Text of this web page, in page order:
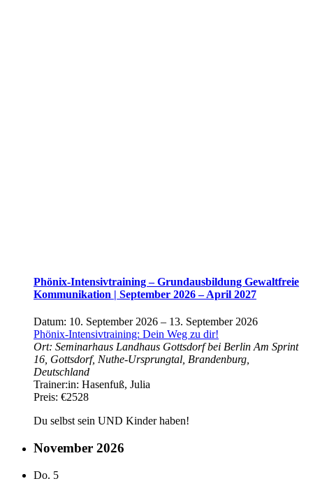
Phönix-Intensivtraining – Grundausbildung Gewaltfreie
Kommunikation | September 2026 – April 2027
Datum: 10. September 2026 – 13. September 2026
Phönix-Intensivtraining: Dein Weg zu dir!
Ort: Seminarhaus Landhaus Gottsdorf bei Berlin Am Sprint
16, Gottsdorf, Nuthe-Ursprungtal, Brandenburg,
Deutschland
Trainer:in: Hasenfuß, Julia
Preis: €2528
Du selbst sein UND Kinder haben!
November 2026
Do. 5